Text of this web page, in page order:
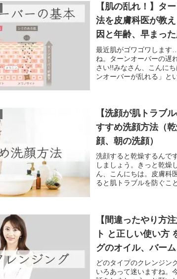
【肌の乱れ！】タ
法を皮膚科医が教
因と年齢、早まっ
とは？
最近肌がゴワゴワします
ね。ターンオーバーの遅
さい!!みなさん、こんに
ンオーバーが乱れる」と
【洗顔が肌トラブ
すすめ洗顔方法（
顔、朝の洗顔）
洗顔すると乾燥するんで
しましょう。きっと乾燥
ん、こんにちは。皮膚科
ると肌トラブルを防ぐこ
【間違ったやり方
ト と正しい使い方
グのオイル、バー
い）
どのタイプのクレンジン
いろあって迷いますね。